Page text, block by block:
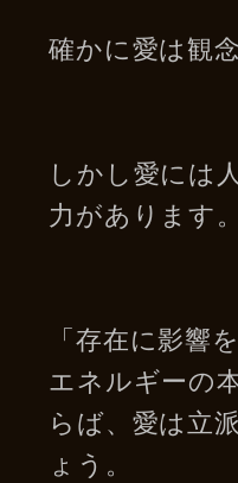
確かに愛は観
しかし愛には
力があります。
「存在に影響
エネルギーの
らば、愛は立
ょう。